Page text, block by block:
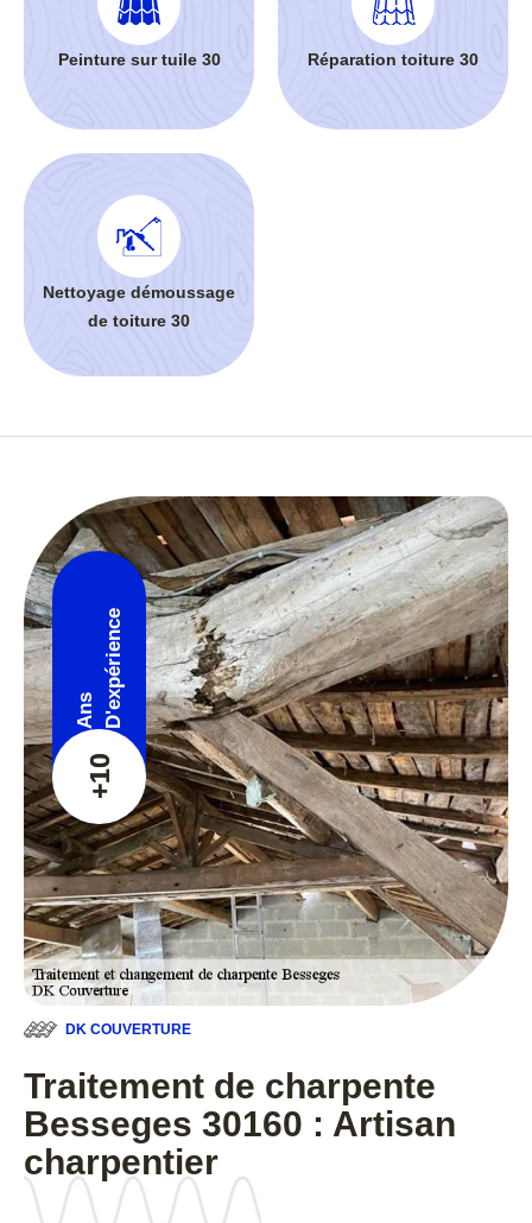
Peinture sur tuile 30 Réparation toiture 30
Nettoyage démoussage
de toiture 30
+10
Ans D'expérience
DK COUVERTURE
Traitement de charpente
Besseges 30160 : Artisan
charpentier